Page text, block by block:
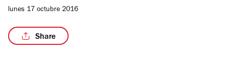
lunes 17 octubre 2016
Share